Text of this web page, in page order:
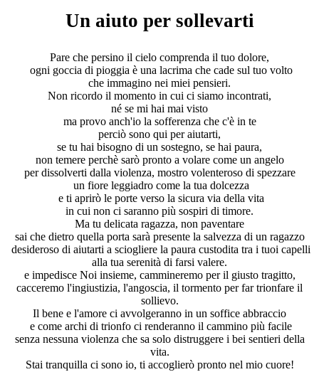
Un aiuto per sollevarti
Pare che persino il cielo comprenda il tuo dolore,
ogni goccia di pioggia è una lacrima che cade sul tuo volto
che immagino nei miei pensieri.
Non ricordo il momento in cui ci siamo incontrati,
né se mi hai mai visto
ma provo anch'io la sofferenza che c'è in te
perciò sono qui per aiutarti,
se tu hai bisogno di un sostegno, se hai paura,
non temere perchè sarò pronto a volare come un angelo
per dissolverti dalla violenza, mostro volenteroso di spezzare
un fiore leggiadro come la tua dolcezza
e ti aprirò le porte verso la sicura via della vita
in cui non ci saranno più sospiri di timore.
Ma tu delicata ragazza, non paventare
sai che dietro quella porta sarà presente la salvezza di un ragazzo
desideroso di aiutarti a sciogliere la paura custodita tra i tuoi capelli
alla tua serenità di farsi valere.
e impedisce Noi insieme, cammineremo per il giusto tragitto,
cacceremo l'ingiustizia, l'angoscia, il tormento per far trionfare il
sollievo.
Il bene e l'amore ci avvolgeranno in un soffice abbraccio
e come archi di trionfo ci renderanno il cammino più facile
senza nessuna violenza che sa solo distruggere i bei sentieri della
vita.
Stai tranquilla ci sono io, ti accoglierò pronto nel mio cuore!